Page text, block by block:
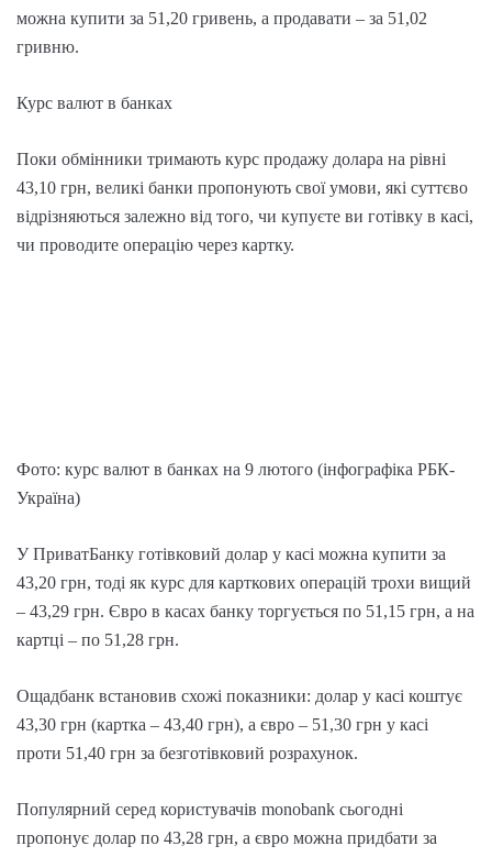
можна купити за 51,20 гривень, а продавати – за 51,02
гривню.
Курс валют в банках
Поки обмінники тримають курс продажу долара на рівні
43,10 грн, великі банки пропонують свої умови, які суттєво
відрізняються залежно від того, чи купуєте ви готівку в касі,
чи проводите операцію через картку.
Фото: курс валют в банках на 9 лютого (інфографіка РБК-
Україна)
У ПриватБанку готівковий долар у касі можна купити за
43,20 грн, тоді як курс для карткових операцій трохи вищий
– 43,29 грн. Євро в касах банку торгується по 51,15 грн, а на
картці – по 51,28 грн.
Ощадбанк встановив схожі показники: долар у касі коштує
43,30 грн (картка – 43,40 грн), а євро – 51,30 грн у касі
проти 51,40 грн за безготівковий розрахунок.
Популярний серед користувачів monobank сьогодні
пропонує долар по 43,28 грн, а євро можна придбати за